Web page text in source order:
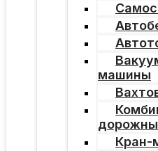
машины
Кран-